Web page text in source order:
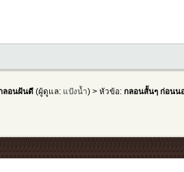
ลอนฝันดี (ผู้ดูแล: แป้งน้ำ) > หัวข้อ:กลอนสั้นๆ ก่อนน